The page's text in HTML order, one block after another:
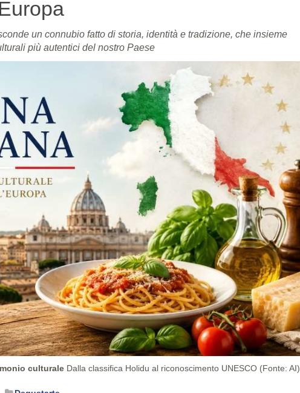
un connubio fatto di storia, identità e tradizione, che insieme
più autentici del nostro Paese
culturale Dalla classifica Holidu al riconoscimento UNESCO (Fonte: AI)